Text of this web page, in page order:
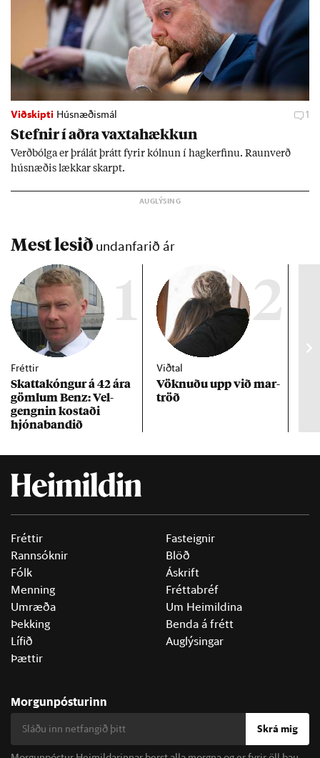
Viðskipti Húsnæðismál 1
Stefn­ir í aðra vaxta­hækk­un
Verð­bólga er þrálát þrátt fyr­ir kóln­un í hag­kerf­inu. Raun­verð
hús­næð­is lækk­ar skarpt.
Mest lesið undanfarið ár
1
Fréttir
Skattakóng­ur á 42 ára
göml­um Benz: Vel­
gengn­in kostaði
hjóna­band­ið
2
Viðtal
Vökn­uðu upp við mar­
tröð
Fréttir
Rannsóknir
Fólk
Menning
Umræða
Þekking
Lífið
Þættir
Fasteignir
Blöð
Áskrift
Fréttabréf
Um Heimildina
Benda á frétt
Auglýsingar
Morgunpósturinn
Skrá mig